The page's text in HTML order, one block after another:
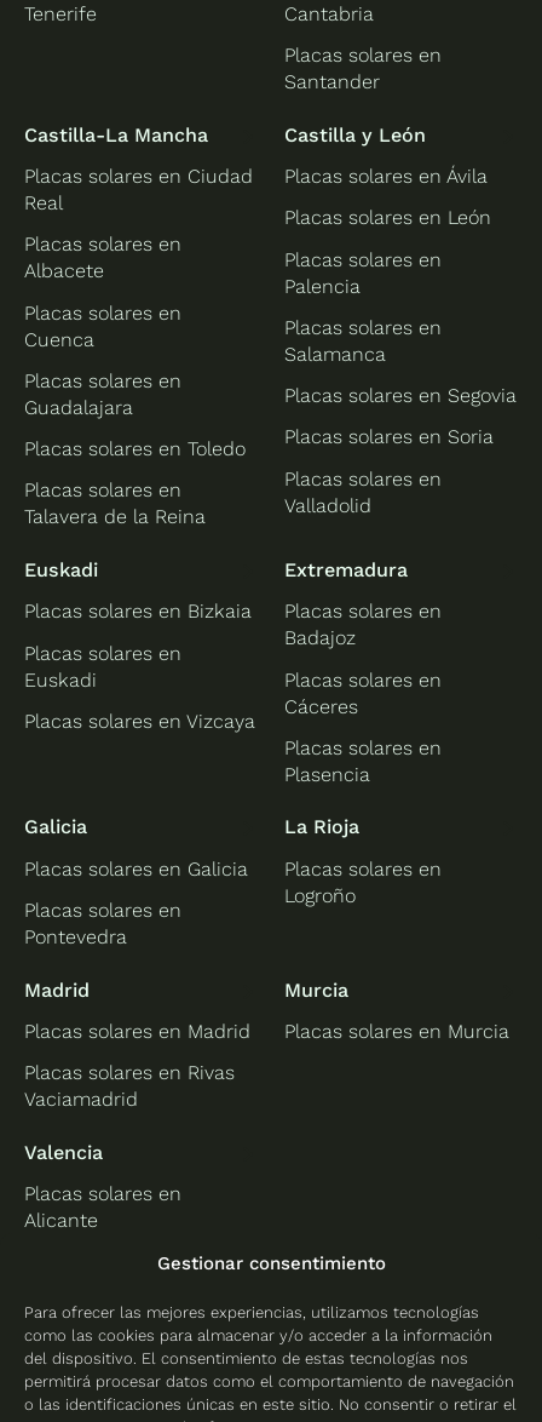
Gestionar consentimiento
Para ofrecer las mejores experiencias, utilizamos tecnologías
como las cookies para almacenar y/o acceder a la información
del dispositivo. El consentimiento de estas tecnologías nos
permitirá procesar datos como el comportamiento de navegación
o las identificaciones únicas en este sitio. No consentir o retirar el
Tenerife
Cantabria
Placas solares en
Santander
Castilla-La Mancha
Placas solares en Ciudad
Real
Placas solares en
Albacete
Placas solares en
Cuenca
Placas solares en
Guadalajara
Placas solares en Toledo
Placas solares en
Talavera de la Reina
Castilla y León
Placas solares en Ávila
Placas solares en León
Placas solares en
Palencia
Placas solares en
Salamanca
Placas solares en Segovia
Placas solares en Soria
Placas solares en
Valladolid
Euskadi
Placas solares en Bizkaia
Placas solares en
Euskadi
Placas solares en Vizcaya
Extremadura
Placas solares en
Badajoz
Placas solares en
Cáceres
Placas solares en
Plasencia
Galicia
Placas solares en Galicia
Placas solares en
Pontevedra
La Rioja
Placas solares en
Logroño
Madrid
Placas solares en Madrid
Placas solares en Rivas
Vaciamadrid
Murcia
Placas solares en Murcia
Valencia
Placas solares en
Alicante
Placas solares en
Placas solares en
Valencia